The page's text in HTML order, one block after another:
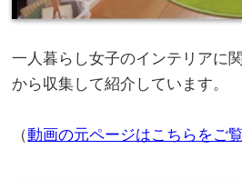
一人暮らし女子のインテリアに
から収集して紹介しています。
（動画の元ページはこちらをご